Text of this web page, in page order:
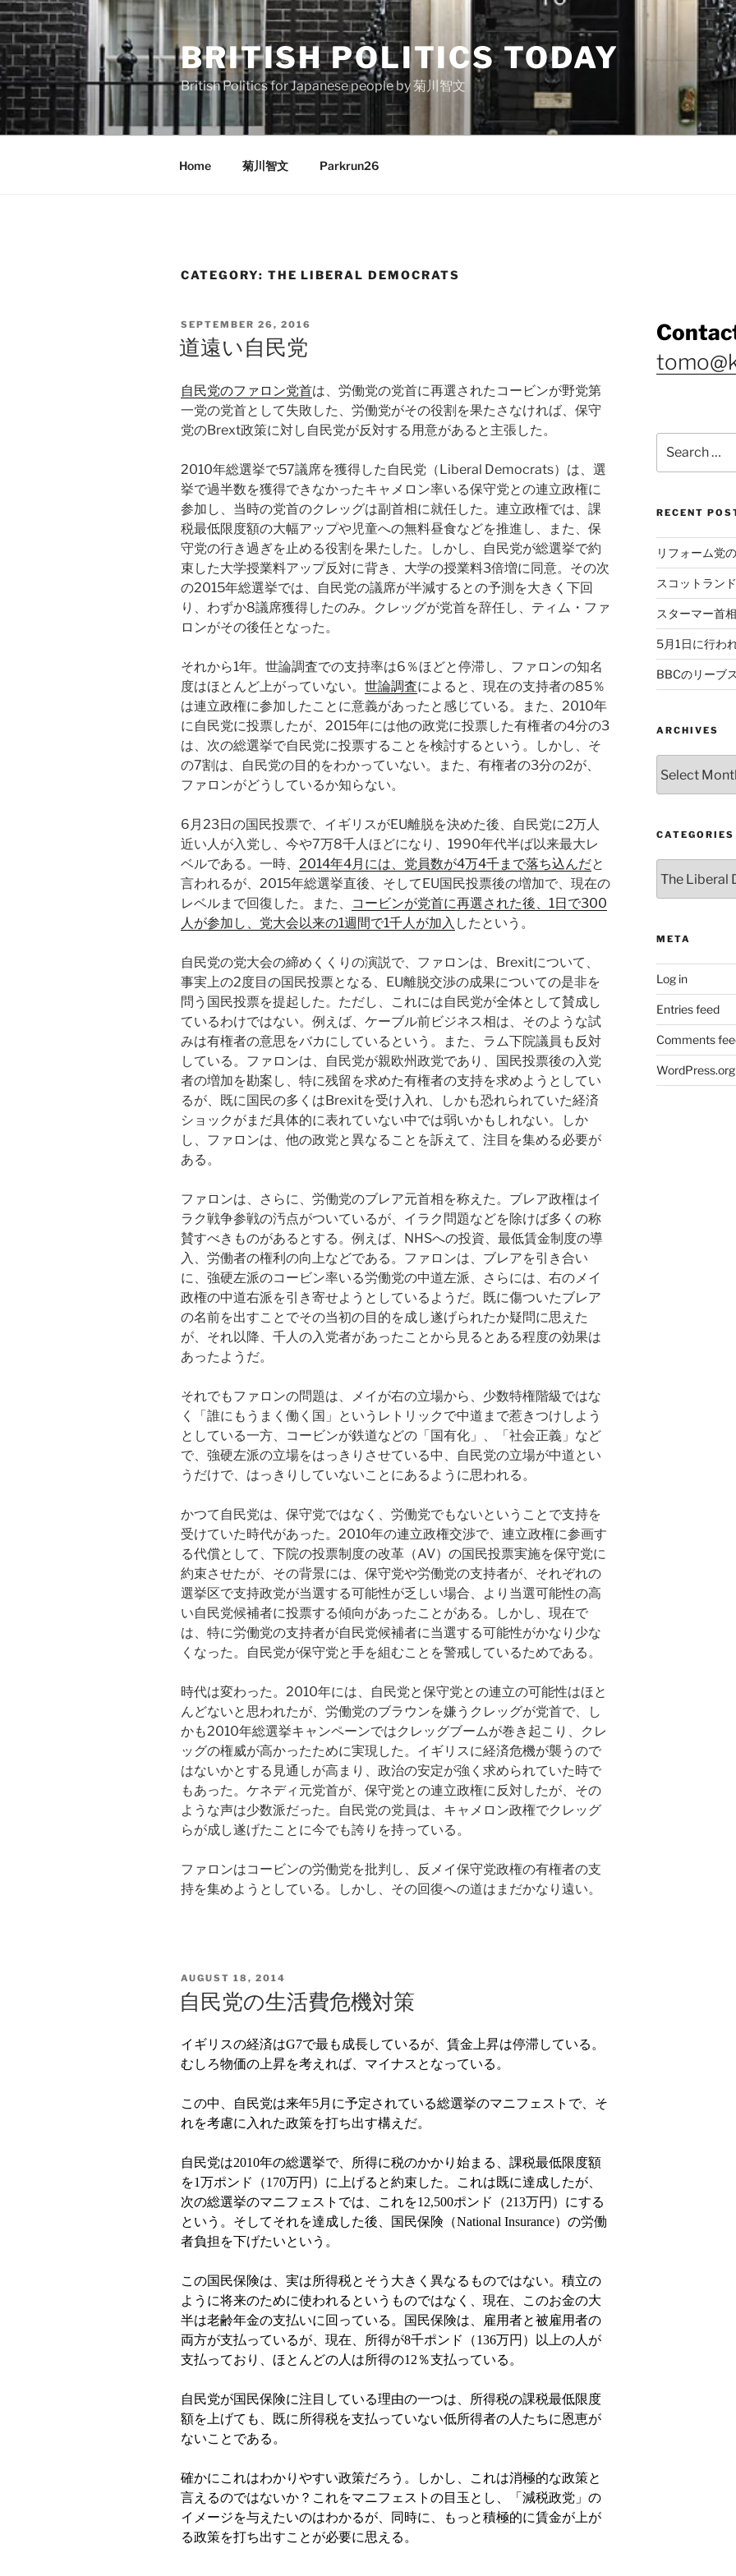
Skip
to
content
BRITISH POLITICS TODAY
British Politics for Japanese people by 菊川智文
Home 菊川智文 Parkrun26
CATEGORY: THE LIBERAL DEMOCRATS
POSTED
ON
SEPTEMBER 26, 2016
道遠い自民党
自民党のファロン党首は、労働党の党首に再選されたコービンが野党第
一党の党首として失敗した、労働党がその役割を果たさなければ、保守
党のBrext政策に対し自民党が反対する用意があると主張した。
2010年総選挙で57議席を獲得した自民党（Liberal Democrats）は、選
挙で過半数を獲得できなかったキャメロン率いる保守党との連立政権に
参加し、当時の党首のクレッグは副首相に就任した。連立政権では、課
税最低限度額の大幅アップや児童への無料昼食などを推進し、また、保
守党の行き過ぎを止める役割を果たした。しかし、自民党が総選挙で約
束した大学授業料アップ反対に背き、大学の授業料3倍増に同意。その次
の2015年総選挙では、自民党の議席が半減するとの予測を大きく下回
り、わずか8議席獲得したのみ。クレッグが党首を辞任し、ティム・ファ
ロンがその後任となった。
それから1年。世論調査での支持率は6％ほどと停滞し、ファロンの知名
度はほとんど上がっていない。 世論調査によると、現在の支持者の85％
は連立政権に参加したことに意義があったと感じている。また、2010年
に自民党に投票したが、2015年には他の政党に投票した有権者の4分の3
は、次の総選挙で自民党に投票することを検討するという。しかし、そ
の7割は、自民党の目的をわかっていない。また、有権者の3分の2が、
ファロンがどうしているか知らない。
6月23日の国民投票で、イギリスがEU離脱を決めた後、自民党に2万人
近い人が入党し、今や7万8千人ほどになり、1990年代半ば以来最大レ
ベルである。一時、 2014年4月には、党員数が4万4千まで落ち込んだと
言われるが、2015年総選挙直後、そしてEU国民投票後の増加で、現在の
レベルまで回復した。また、
コービンが党首に再選された後、1日で300
人が参加し、党大会以来の1週間で1千人が加入 したという。
自民党の党大会の締めくくりの演説で、ファロンは、Brexitについて、
事実上の2度目の国民投票となる、EU離脱交渉の成果についての是非を
問う国民投票を提起した。ただし、これには自民党が全体として賛成し
ているわけではない。例えば、ケーブル前ビジネス相は、そのような試
みは有権者の意思をバカにしているという。また、ラム下院議員も反対
している。ファロンは、自民党が親欧州政党であり、国民投票後の入党
者の増加を勘案し、特に残留を求めた有権者の支持を求めようとしてい
るが、既に国民の多くはBrexitを受け入れ、しかも恐れられていた経済
ショックがまだ具体的に表れていない中では弱いかもしれない。しか
し、ファロンは、他の政党と異なることを訴えて、注目を集める必要が
ある。
ファロンは、さらに、労働党のブレア元首相を称えた。ブレア政権はイ
ラク戦争参戦の汚点がついているが、イラク問題などを除けば多くの称
賛すべきものがあるとする。例えば、NHSへの投資、最低賃金制度の導
入、労働者の権利の向上などである。ファロンは、ブレアを引き合い
に、強硬左派のコービン率いる労働党の中道左派、さらには、右のメイ
政権の中道右派を引き寄せようとしているようだ。既に傷ついたブレア
の名前を出すことでその当初の目的を成し遂げられたか疑問に思えた
が、それ以降、千人の入党者があったことから見るとある程度の効果は
あったようだ。
それでもファロンの問題は、メイが右の立場から、少数特権階級ではな
く「誰にもうまく働く国」というレトリックで中道まで惹きつけしよう
としている一方、コービンが鉄道などの「国有化」、「社会正義」など
で、強硬左派の立場をはっきりさせている中、自民党の立場が中道とい
うだけで、はっきりしていないことにあるように思われる。
かつて自民党は、保守党ではなく、労働党でもないということで支持を
受けていた時代があった。2010年の連立政権交渉で、連立政権に参画す
る代償として、下院の投票制度の改革（AV）の国民投票実施を保守党に
約束させたが、その背景には、保守党や労働党の支持者が、それぞれの
選挙区で支持政党が当選する可能性が乏しい場合、より当選可能性の高
い自民党候補者に投票する傾向があったことがある。しかし、現在で
は、特に労働党の支持者が自民党候補者に当選する可能性がかなり少な
くなった。自民党が保守党と手を組むことを警戒しているためである。
時代は変わった。2010年には、自民党と保守党との連立の可能性はほと
んどないと思われたが、労働党のブラウンを嫌うクレッグが党首で、し
かも2010年総選挙キャンペーンではクレッグブームが巻き起こり、クレ
ッグの権威が高かったために実現した。イギリスに経済危機が襲うので
はないかとする見通しが高まり、政治の安定が強く求められていた時で
もあった。ケネディ元党首が、保守党との連立政権に反対したが、その
ような声は少数派だった。自民党の党員は、キャメロン政権でクレッグ
らが成し遂げたことに今でも誇りを持っている。
ファロンはコービンの労働党を批判し、反メイ保守党政権の有権者の支
持を集めようとしている。しかし、その回復への道はまだかなり遠い。
POSTED
ON
AUGUST 18, 2014
自民党の生活費危機対策
イギリスの経済はG7で最も成長しているが、賃金上昇は停滞している。
むしろ物価の上昇を考えれば、マイナスとなっている。
この中、自民党は来年5月に予定されている総選挙のマニフェストで、そ
れを考慮に入れた政策を打ち出す構えだ。
自民党は2010年の総選挙で、所得に税のかかり始まる、課税最低限度額
を1万ポンド（170万円）に上げると約束した。これは既に達成したが、
次の総選挙のマニフェストでは、これを12,500ポンド（213万円）にする
という。そしてそれを達成した後、国民保険（National Insurance）の労働
者負担を下げたいという。
この国民保険は、実は所得税とそう大きく異なるものではない。積立の
ように将来のために使われるというものではなく、現在、このお金の大
半は老齢年金の支払いに回っている。国民保険は、雇用者と被雇用者の
両方が支払っているが、現在、所得が8千ポンド（136万円）以上の人が
支払っており、ほとんどの人は所得の12 ％支払っている。
自民党が国民保険に注目している理由の一つは、所得税の課税最低限度
額を上げても、既に所得税を支払っていない低所得者の人たちに恩恵が
ないことである。
確かにこれはわかりやすい政策だろう。しかし、これは消極的な政策と
言えるのではないか？これをマニフェストの目玉とし、「減税政党」の
イメージを与えたいのはわかるが、同時に、もっと積極的に賃金が上が
る政策を打ち出すことが必要に思える。
for:
RECENT
リフォーム党
スコットラン
スターマー首
5月1日に行わ
BBCのリーブ
ARCHIVES
CATEGORIES
META
Log in
Entries feed
Comments
WordPress.org